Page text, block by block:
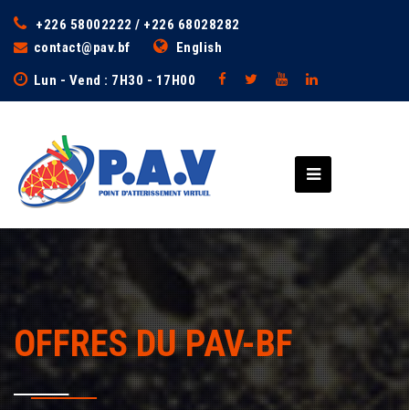
+226 58002222 / +226 68028282
contact@pav.bf
English
Lun - Vend : 7H30 - 17H00
OFFRES DU PAV-BF